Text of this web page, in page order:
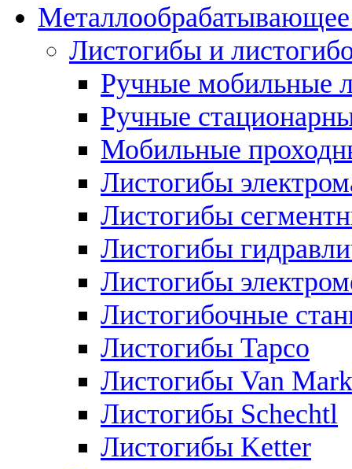
Металлообрабатывающее
Листогибы и
Ручные мобильные
Ручные
Мобильные
Листогибы
Листогибы
Листогибы
Листогибы
Листогибочные
Листогибы Tapco
Листогибы Van Mark
Листогибы Schechtl
Листогибы Ketter